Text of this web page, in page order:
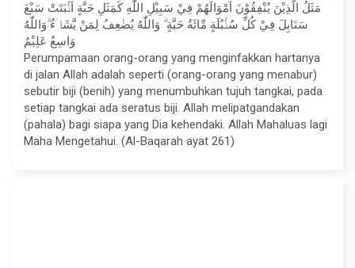
مَثَلُ الَّذِيْنَ يُنْفِقُوْنَ اَمْوَالَهُمْ فِيْ سَبِيْلِ اللّٰهِ كَمَثَلِ حَبَّةٍ اَنْۢبَتَتْ سَبْعَ
سَنَابِلَ فِيْ كُلِّ سُنْۢبُلَةٍ مِّائَةُ حَبَّةٍ ۗ وَاللّٰهُ يُضٰعِفُ لِمَنْ يَّشَاۤءُ ۗوَاللّٰهُ
وَاسِعٌ عَلِيْمٌ
Perumpamaan orang-orang yang menginfakkan hartanya
di jalan Allah adalah seperti (orang-orang yang menabur)
sebutir biji (benih) yang menumbuhkan tujuh tangkai, pada
setiap tangkai ada seratus biji. Allah melipatgandakan
(pahala) bagi siapa yang Dia kehendaki. Allah Mahaluas lagi
Maha Mengetahui. (Al-Baqarah ayat 261)